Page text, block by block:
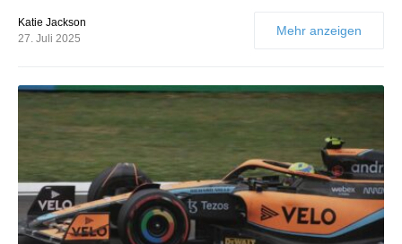
Katie Jackson
27. Juli 2025
Mehr anzeigen